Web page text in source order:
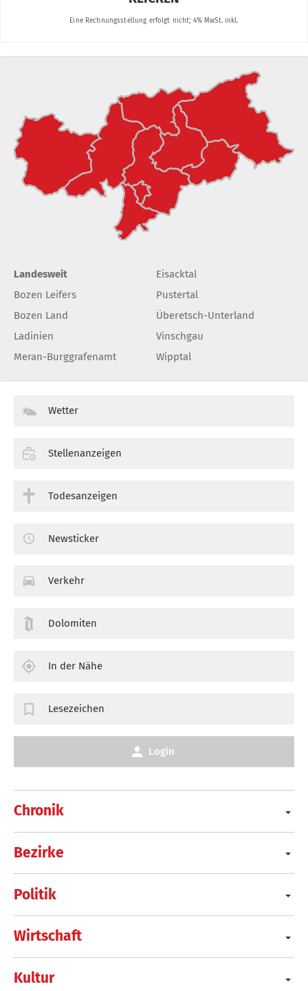
Landesweit
Bozen Leifers
Bozen Land
Ladinien
Meran-Burggrafenamt
Eisacktal
Pustertal
Überetsch-Unterland
Vinschgau
Wipptal
Chronik
Bezirke
Politik
Wirtschaft
Kultur
Wetter
Stellenanzeigen
Todesanzeigen
Newsticker
Verkehr
Dolomiten
In der Nähe
Lesezeichen
Login